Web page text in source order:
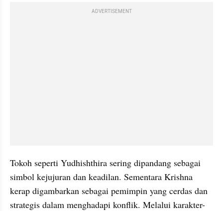
ADVERTISEMENT
Tokoh seperti Yudhishthira sering dipandang sebagai
simbol kejujuran dan keadilan. Sementara Krishna
kerap digambarkan sebagai pemimpin yang cerdas dan
strategis dalam menghadapi konflik. Melalui karakter-